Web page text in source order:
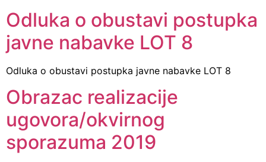
Odluka o obustavi postupka
javne nabavke LOT 8
Odluka o obustavi postupka javne nabavke LOT 8
Obrazac realizacije
ugovora/okvirnog
sporazuma 2019